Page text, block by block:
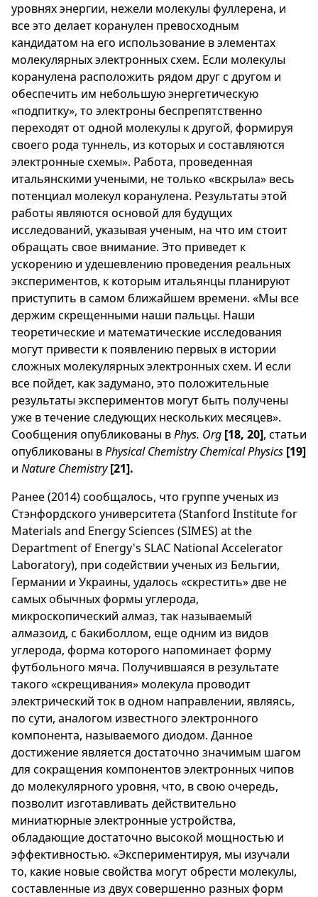
уровнях энергии, нежели молекулы фуллерена, и
все это делает коранулен превосходным
кандидатом на его использование в элементах
молекулярных электронных схем. Если молекулы
коранулена расположить рядом друг с другом и
обеспечить им небольшую энергетическую
«подпитку», то электроны беспрепятственно
переходят от одной молекулы к другой, формируя
своего рода туннель, из которых и составляются
электронные схемы». Работа, проведенная
итальянскими учеными, не только «вскрыла» весь
потенциал молекул коранулена. Результаты этой
работы являются основой для будущих
исследований, указывая ученым, на что им стоит
обращать свое внимание. Это приведет к
ускорению и удешевлению проведения реальных
экспериментов, к которым итальянцы планируют
приступить в самом ближайшем времени. «Мы все
держим скрещенными наши пальцы. Наши
теоретические и математические исследования
могут привести к появлению первых в истории
сложных молекулярных электронных схем. И если
все пойдет, как задумано, это положительные
результаты экспериментов могут быть получены
уже в течение следующих нескольких месяцев».
Сообщения опубликованы вPhys. Org [18, 20], статьи
опубликованы вPhysical Chemistry Chemical Physics [19]
и Nature Chemistry[21].
Ранее (2014) сообщалось, что группе ученых из
Стэнфордского университета (Stanford Institute for
Materials and Energy Sciences (SIMES) at the
Department of Energy's SLAC National Accelerator
Laboratory), при содействии ученых из Бельгии,
Германии и Украины, удалось «скрестить» две не
самых обычных формы углерода,
микроскопический алмаз, так называемый
алмазоид, с бакиболлом, еще одним из видов
углерода, форма которого напоминает форму
футбольного мяча. Получившаяся в результате
такого «скрещивания» молекула проводит
электрический ток в одном направлении, являясь,
по сути, аналогом известного электронного
компонента, называемого диодом. Данное
достижение является достаточно значимым шагом
для сокращения компонентов электронных чипов
до молекулярного уровня, что, в свою очередь,
позволит изготавливать действительно
миниатюрные электронные устройства,
обладающие достаточно высокой мощностью и
эффективностью. «Экспериментируя, мы изучали
то, какие новые свойства могут обрести молекулы,
составленные из двух совершенно разных форм